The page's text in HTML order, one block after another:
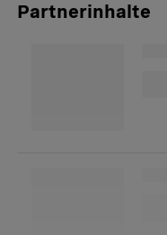
Partnerinhalte